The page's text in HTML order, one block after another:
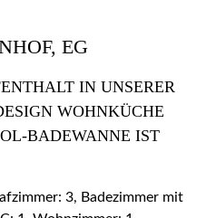
EG
IN UNSERER
WOHNKÜCHE L
BADEWANNE IST G
3, Badezimmer mit